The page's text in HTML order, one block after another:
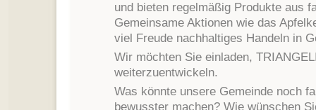
und bieten regelmäßig Produkte aus
Gemeinsame Aktionen wie das
viel Freude nachhaltiges Handeln in
Wir möchten Sie einladen,
weiterzuentwickeln.
Was könnte unsere Gemeinde noch
bewusster machen? Wie wünschen